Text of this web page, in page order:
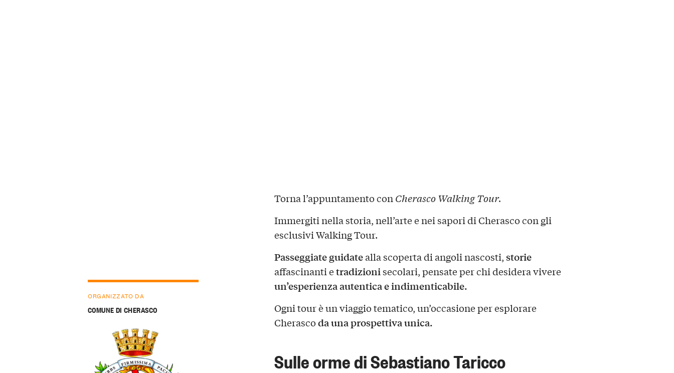
Torna l’appuntamento conCherasco Walking Tour.
Immergiti nella storia, nell’arte e nei sapori diCherascocon gli
esclusiviWalking Tour.
Passeggiate guidatealla scoperta di angoli nascosti,storie
affascinanti etradizionisecolari, pensate per chi desidera vivere
un’esperienza autentica e indimenticabile.
Ogni tour è un viaggio tematico, un’occasione per esplorare
Cherascoda una prospettiva unica.
Sulle orme di Sebastiano Taricco
ORGANIZZATO DA
COMUNE DI CHERASCO